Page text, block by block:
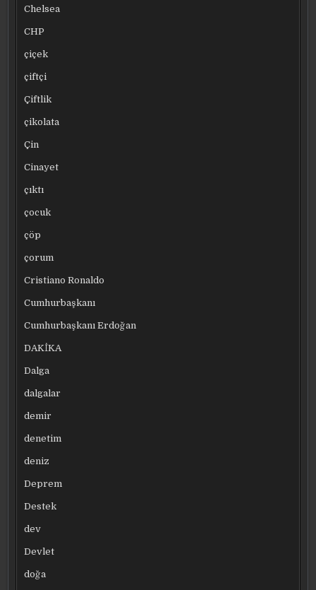
Chelsea
CHP
çiçek
çiftçi
Çiftlik
çikolata
Çin
Cinayet
çıktı
çocuk
çöp
çorum
Cristiano Ronaldo
Cumhurbaşkanı
Cumhurbaşkanı Erdoğan
DAKİKA
Dalga
dalgalar
demir
denetim
deniz
Deprem
Destek
dev
Devlet
doğa